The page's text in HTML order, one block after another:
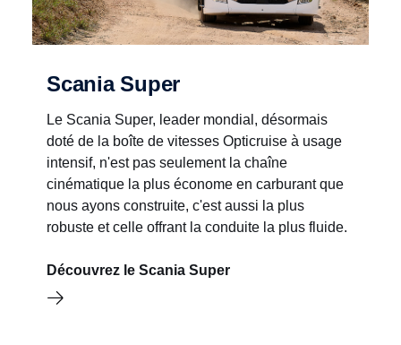
Scania Super
Le Scania Super, leader mondial, désormais
doté de la boîte de vitesses Opticruise à usage
intensif, n'est pas seulement la chaîne
cinématique la plus économe en carburant que
nous ayons construite, c'est aussi la plus
robuste et celle offrant la conduite la plus fluide.
Découvrez le Scania Super